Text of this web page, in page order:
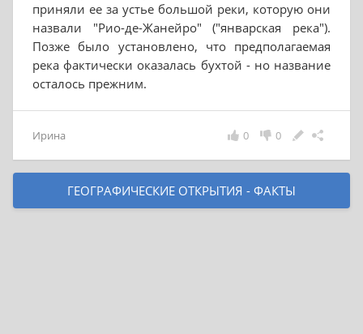
приняли ее за устье большой реки, которую они
назвали "Рио-де-Жанейро" ("январская река").
Позже было установлено, что предполагаемая
река фактически оказалась бухтой - но название
осталось прежним.
Ирина 0
0
ГЕОГРАФИЧЕСКИЕ ОТКРЫТИЯ - ФАКТЫ